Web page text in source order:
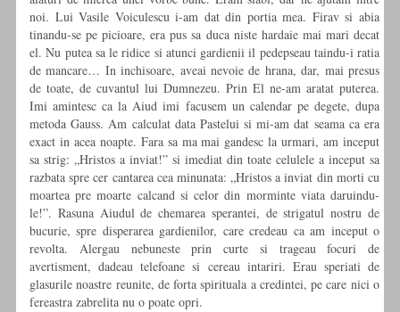
noi. Lui Vasile Voiculescu i-am dat din portia mea. Firav si abia
tinandu-se pe picioare, era pus sa duca niste hardaie mai mari decat
el. Nu putea sa le ridice si atunci gardienii il pedepseau taindu-i ratia
de mancare… In inchisoare, aveai nevoie de hrana, dar, mai presus
de toate, de cuvantul lui Dumnezeu. Prin El ne-am aratat puterea.
Imi amintesc ca la Aiud imi facusem un calendar pe degete, dupa
metoda Gauss. Am calculat data Pastelui si mi-am dat seama ca era
exact in acea noapte. Fara sa ma mai gandesc la urmari, am inceput
sa strig: „Hristos a inviat!” si imediat din toate celulele a inceput sa
razbata spre cer cantarea cea minunata: „Hristos a inviat din morti cu
moartea pre moarte calcand si celor din morminte viata daruindu-
le!”. Rasuna Aiudul de chemarea sperantei, de strigatul nostru de
bucurie, spre disperarea gardienilor, care credeau ca am inceput o
revolta. Alergau nebuneste prin curte si trageau focuri de
avertisment, dadeau telefoane si cereau intariri. Erau speriati de
glasurile noastre reunite, de forta spirituala a credintei, pe care nici o
fereastra zabrelita nu o poate opri.